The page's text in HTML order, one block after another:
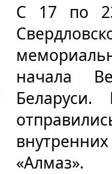
С 17 по
начала
«Алмаз».